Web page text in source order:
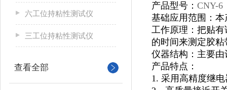
六工位持粘性测试仪
三工位持粘性测试仪
查看全部
产品型号： CNY-6
基础应用范围：
工作原理：把贴
的时间来测定胶
仪器结构：主要
产品特点：
1. 采用高精度继